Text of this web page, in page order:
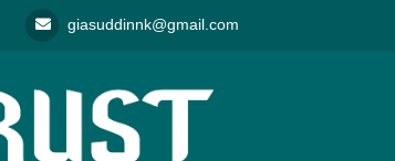
giasuddinnk@gmail.com